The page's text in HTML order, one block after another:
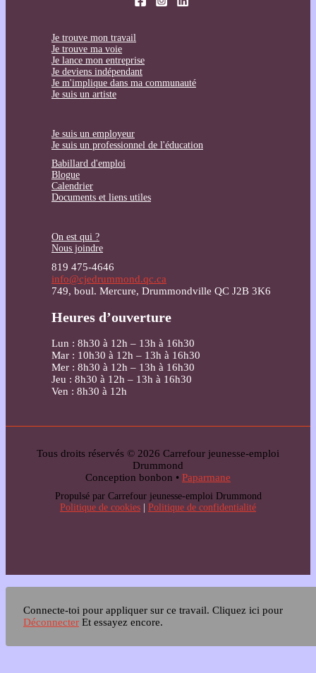
Je trouve mon travail
Je trouve ma voie
Je lance mon entreprise
Je deviens indépendant
Je m'implique dans ma communauté
Je suis un artiste
Je suis un employeur
Je suis un professionnel de l'éducation
Babillard d'emploi
Blogue
Calendrier
Documents et liens utiles
On est qui ?
Nous joindre
819 475-4646
info@cjedrummond.qc.ca
749, boul. Mercure, Drummondville QC J2B 3K6
Heures d’ouverture
Lun : 8h30 à 12h – 13h à 16h30
Mar : 10h30 à 12h – 13h à 16h30
Mer : 8h30 à 12h – 13h à 16h30
Jeu : 8h30 à 12h – 13h à 16h30
Ven : 8h30 à 12h
Tous droits réservés © 2026 Carrefour jeunesse-emploi
Drummond
Conception bonbon • Paparmane
Propulsé par Carrefour jeunesse-emploi Drummond
Politique de cookies | Politique de confidentialité
Connecte-toi pour appliquer sur ce travail. Cliquez ici pour
Déconnecter Et essayez encore.